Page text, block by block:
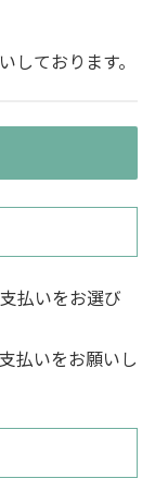
ております。
払いをお選び
払いをお願いし